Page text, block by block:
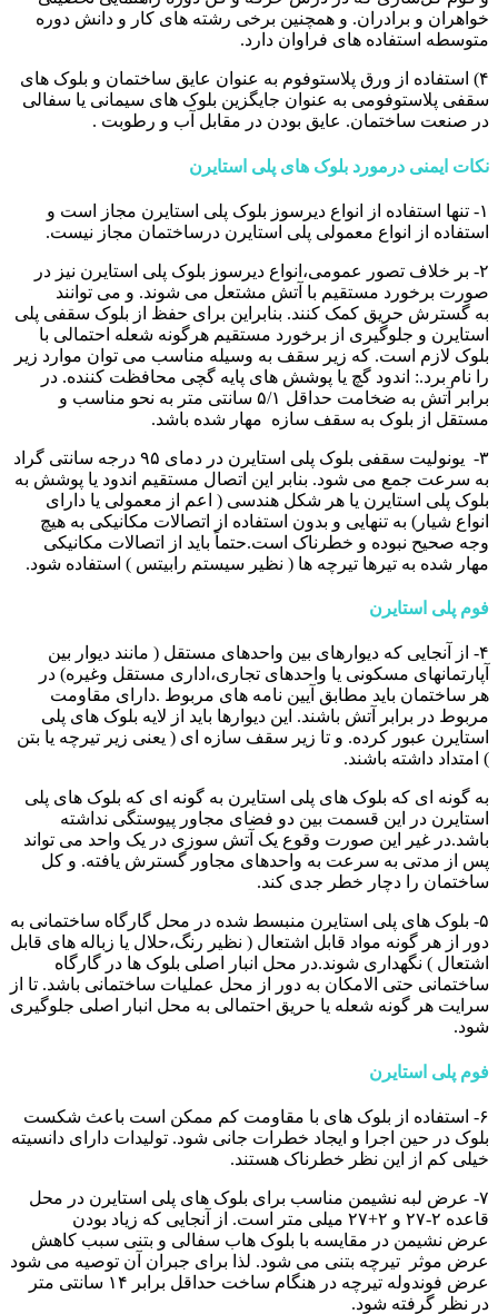
خواهران و برادران. و همچنین برخی رشته های کار و دانش دوره
متوسطه استفاده های فراوان دارد.
۴) استفاده از ورق پلاستوفوم به عنوان عایق ساختمان و بلوک های
سقفی پلاستوفومی به عنوان جایگزین بلوک های سیمانی یا سفالی
در صنعت ساختمان. عایق بودن در مقابل آب و رطوبت .
نکات ایمنی درمورد بلوک های پلی استایرن
۱- تنها استفاده از انواع دیرسوز بلوک پلی استایرن مجاز است و
استفاده از انواع معمولی پلی استایرن درساختمان مجاز نیست.
۲- بر خلاف تصور عمومی،انواع دیرسوز بلوک پلی استایرن نیز در
صورت برخورد مستقیم با آتش مشتعل می شوند. و می توانند
به گسترش حریق کمک کنند. بنابراین برای حفظ از بلوک سقفی پلی
استایرن و جلوگیری از برخورد مستقیم هرگونه شعله احتمالی با
بلوک لازم است. که زیر سقف به وسیله مناسب می توان موارد زیر
را نام برد.: اندود گچ یا پوشش های پایه گچی محافظت کننده. در
برابر آتش به ضخامت حداقل ۵/۱ سانتی متر به نحو مناسب و
مستقل از بلوک به سقف سازه مهار شده باشد.
۳- یونولیت سقفی بلوک پلی استایرن در دمای ۹۵ درجه سانتی گراد
به سرعت جمع می شود. بنابر این اتصال مستقیم اندود یا پوشش به
بلوک پلی استایرن یا هر شکل هندسی ( اعم از معمولی یا دارای
انواع شیار) به تنهایی و بدون استفاده از اتصالات مکانیکی به هیچ
وجه صحیح نبوده و خطرناک است.حتماً باید از اتصالات مکانیکی
مهار شده به تیرها تیرچه ها ( نظیر سیستم رابیتس ) استفاده شود.
فوم پلی استایرن
۴- از آنجایی که دیوارهای بین واحدهای مستقل ( مانند دیوار بین
آپارتمانهای مسکونی یا واحدهای تجاری،اداری مستقل وغیره) در
هر ساختمان باید مطابق آیین نامه های مربوط .دارای مقاومت
مربوط در برابر آتش باشند. این دیوارها باید از لایه بلوک های پلی
استایرن عبور کرده. و تا زیر سقف سازه ای ( یعنی زیر تیرچه یا بتن
) امتداد داشته باشند.
به گونه ای که بلوک های پلی استایرن به گونه ای که بلوک های پلی
استایرن در این قسمت بین دو فضای مجاور پیوستگی نداشته
باشد.در غیر این صورت وقوع یک آتش سوزی در یک واحد می تواند
پس از مدتی به سرعت به واحدهای مجاور گسترش یافته. و کل
ساختمان را دچار خطر جدی کند.
۵- بلوک های پلی استایرن منبسط شده در محل گارگاه ساختمانی به
دور از هر گونه مواد قابل اشتعال ( نظیر رنگ،حلال یا زباله های قابل
اشتعال ) نگهداری شوند.در محل انبار اصلی بلوک ها در گارگاه
ساختمانی حتی الامکان به دور از محل عملیات ساختمانی باشد. تا از
سرایت هر گونه شعله یا حریق احتمالی به محل انبار اصلی جلوگیری
شود.
فوم پلی استایرن
۶- استفاده از بلوک های با مقاومت کم ممکن است باعث شکست
بلوک در حین اجرا و ایجاد خطرات جانی شود. تولیدات دارای دانسیته
خیلی کم از این نظر خطرناک هستند.
۷- عرض لبه نشیمن مناسب برای بلوک های پلی استایرن در محل
قاعده ۲-۲۷ و ۲+۲۷ میلی متر است. از آنجایی که زیاد بودن
عرض نشیمن در مقایسه با بلوک هاب سفالی و بتنی سبب کاهش
عرض موثر تیرچه بتنی می شود. لذا برای جبران آن توصیه می شود
عرض فوندوله تیرچه در هنگام ساخت حداقل برابر ۱۴ سانتی متر
در نظر گرفته شود.